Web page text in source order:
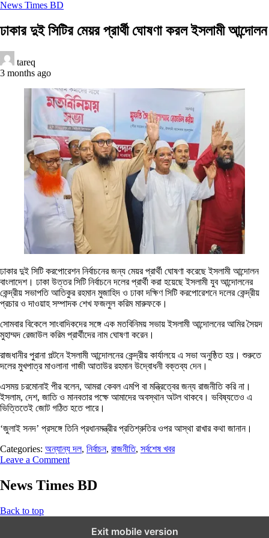
News Times BD
ঢাকার দুই সিটির মেয়র প্রার্থী ঘোষণা করল ইসলামী আন্দোলন
tareq
3 months ago
ঢাকার দুই সিটি করপোরেশন নির্বাচনের জন্য মেয়র প্রার্থী ঘোষণা করেছে ইসলামী আন্দোলন
বাংলাদেশ। ঢাকা উত্তর সিটি নির্বাচনে দলের প্রার্থী করা হয়েছে ইসলামী যুব আন্দোলনের
কেন্দ্রীয় সভাপতি আতিকুর রহমান মুজাহিদ ও ঢাকা দক্ষিণ সিটি করপোরেশনে দলের কেন্দ্রীয়
প্রচার ও দাওয়াহ সম্পাদক শেখ ফজলুল করিম মারুফকে।
সোমবার বিকেলে সাংবাদিকদের সঙ্গে এক মতবিনিময় সভায় ইসলামী আন্দোলনের আমির সৈয়দ
মুহাম্মদ রেজাউল করিম প্রার্থীদের নাম ঘোষণা করেন।
রাজধানীর পুরানা পল্টনে ইসলামী আন্দোলনের কেন্দ্রীয় কার্যালয়ে এ সভা অনুষ্ঠিত হয়। শুরুতে
দলের মুখপাত্র মাওলানা গাজী আতাউর রহমান উদ্বোধনী বক্তব্য দেন।
এসময় চরমোনাই পীর বলেন, আমরা কেবল এমপি বা মন্ত্রিত্বের জন্য রাজনীতি করি না।
ইসলাম, দেশ, জাতি ও মানবতার পক্ষে আমাদের অবস্থান অটল থাকবে। ভবিষ্যতেও এ
ভিত্তিতেই জোট গঠিত হতে পারে।
‘জুলাই সনদ’ প্রসঙ্গে তিনি প্রধানমন্ত্রীর প্রতিশ্রুতির ওপর আস্থা রাখার কথা জানান।
Categories: অন্যান্য দল, নির্বাচন, রাজনীতি, সর্বশেষ খবর
Leave a Comment
News Times BD
Back to top
Exit mobile version